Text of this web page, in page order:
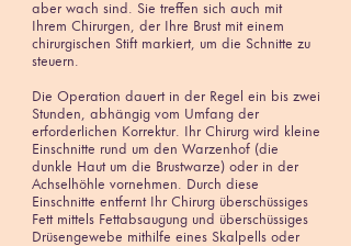
aber wach sind. Sie treffen sich auch mit
Ihrem Chirurgen, der Ihre Brust mit einem
chirurgischen Stift markiert, um die Schnitte zu
steuern.
Die Operation dauert in der Regel ein bis zwei
Stunden, abhängig vom Umfang der
erforderlichen Korrektur. Ihr Chirurg wird kleine
Einschnitte rund um den Warzenhof (die
dunkle Haut um die Brustwarze) oder in der
Achselhöhle vornehmen. Durch diese
Einschnitte entfernt Ihr Chirurg überschüssiges
Fett mittels Fettabsaugung und überschüssiges
Drüsengewebe mithilfe eines Skalpells oder